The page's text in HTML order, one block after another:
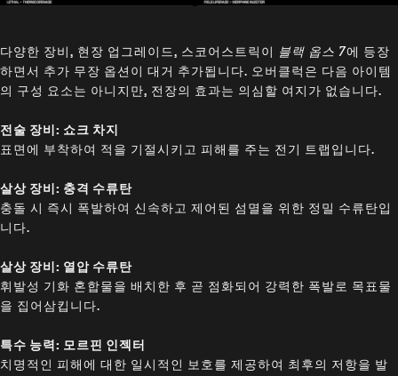
다양한 장비, 현장 업그레이드, 스코어스트릭이 블랙 옵스 7에 등장
하면서 추가 무장 옵션이 대거 추가됩니다. 오버클럭은 다음 아이템
의 구성 요소는 아니지만, 전장의 효과는 의심할 여지가 없습니다.
전술 장비: 쇼크 차지
표면에 부착하여 적을 기절시키고 피해를 주는 전기 트랩입니다.
살상 장비: 충격 수류탄
충돌 시 즉시 폭발하여 신속하고 제어된 섬멸을 위한 정밀 수류탄입
니다.
살상 장비: 열압 수류탄
휘발성 기화 혼합물을 배치한 후 곧 점화되어 강력한 폭발로 목표물
을 집어삼킵니다.
특수 능력: 모르핀 인젝터
치명적인 피해에 대한 일시적인 보호를 제공하여 최후의 저항을 발